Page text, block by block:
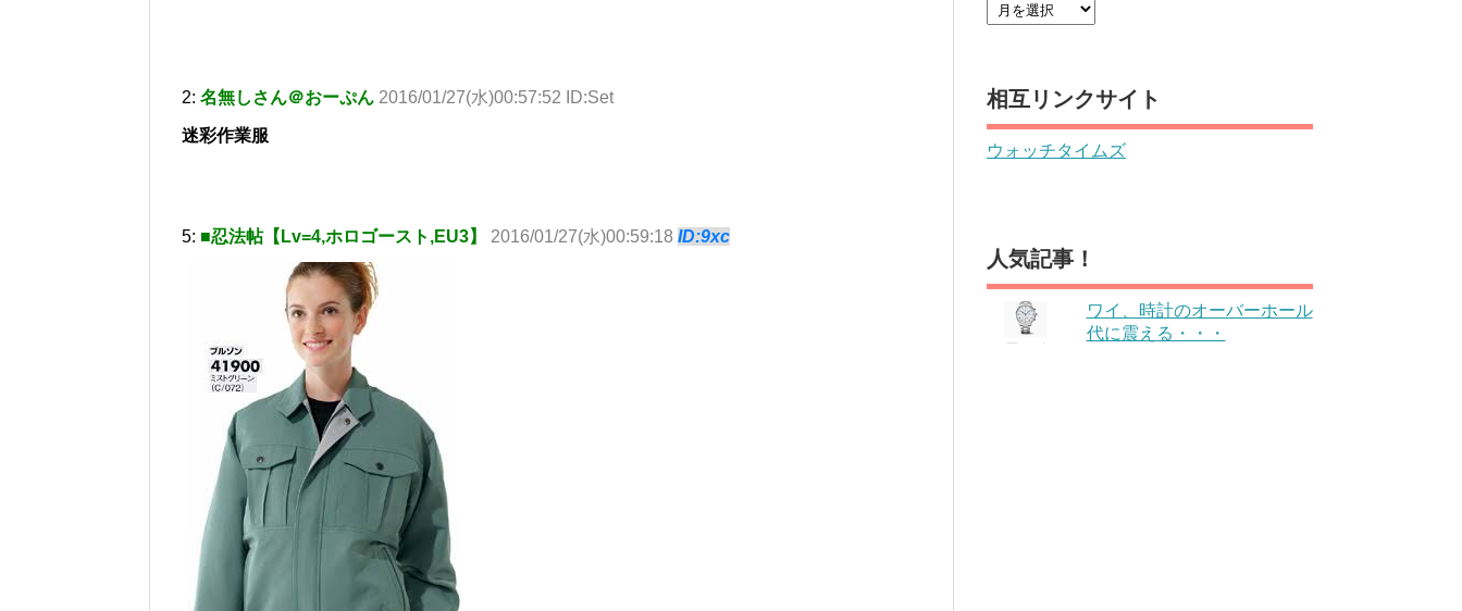
2: 名無しさん＠おーぷん 2016/01/27(水)00:57:52 ID:Set
迷彩作業服
5: ■忍法帖【Lv=4,ホロゴースト,EU3】 2016/01/27(水)00:59:18 ID:9xc
相互リンクサイト
ウォッチタイムズ
人気記事！
ワイ、時計のオーバーホール
代に震える・・・